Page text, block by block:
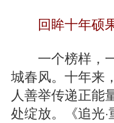
回眸十年硕
一个榜样，一
城春风。十年来
人善举传递正能
处绽放。《追光